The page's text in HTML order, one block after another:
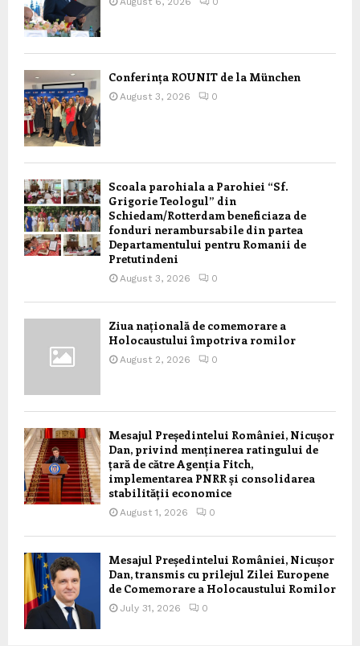
Conferința ROUNIT de la München
August 3, 2026 0
Scoala parohiala a Parohiei “Sf.
Grigorie Teologul” din
Schiedam/Rotterdam beneficiaza de
fonduri nerambursabile din partea
Departamentului pentru Romanii de
Pretutindeni
August 3, 2026 0
Ziua națională de comemorare a
Holocaustului împotriva romilor
August 2, 2026 0
Mesajul Președintelui României, Nicușor
Dan, privind menținerea ratingului de
țară de către Agenția Fitch,
implementarea PNRR și consolidarea
stabilității economice
August 1, 2026 0
Mesajul Președintelui României, Nicușor
Dan, transmis cu prilejul Zilei Europene
de Comemorare a Holocaustului Romilor
July 31, 2026 0